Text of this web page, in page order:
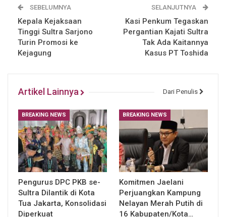
SEBELUMNYA
Kepala Kejaksaan
Tinggi Sultra Sarjono
Turin Promosi ke
Kejagung
SELANJUTNYA
Kasi Penkum Tegaskan
Pergantian Kajati Sultra
Tak Ada Kaitannya
Kasus PT Toshida
Artikel Lainnya Dari Penulis
BREAKING NEWS
Pengurus DPC PKB se-
Sultra Dilantik di Kota
Tua Jakarta, Konsolidasi
Diperkuat
BREAKING NEWS
​Komitmen Jaelani
Perjuangkan Kampung
Nelayan Merah Putih di
16 Kabupaten/Kota…